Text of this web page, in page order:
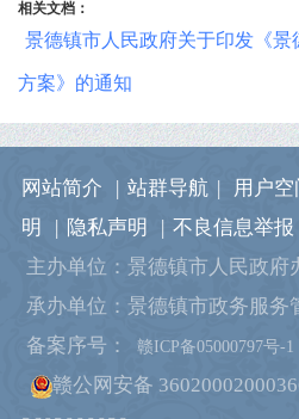
相关文档：
景德镇市人民政府关于印发《
方案》的通知
网站简介 | 站群导航 | 用户空
明
| 隐私声明 | 不良信息举报
主办单位：景德镇市人民政府
承办单位：景德镇市政务服务
备案序号：
赣ICP备05000797号-1
赣公网安备